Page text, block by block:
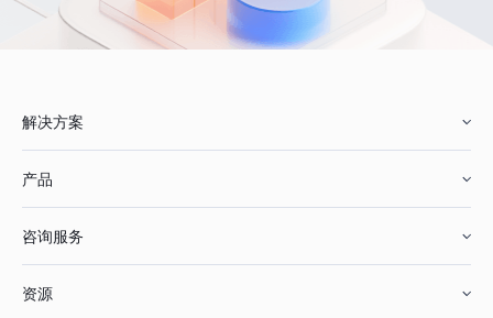
解决方案
鞋服行业
产品
咨询服务
资源